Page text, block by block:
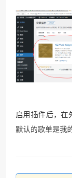
启用插件后，在
默认的歌单是我